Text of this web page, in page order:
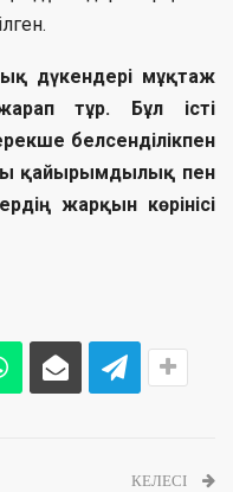
дүкендері мұқтаж
тұр. Бұл істі
белсенділікпен
қайырымдылық пен
жарқын көрінісі
КЕЛЕСІ